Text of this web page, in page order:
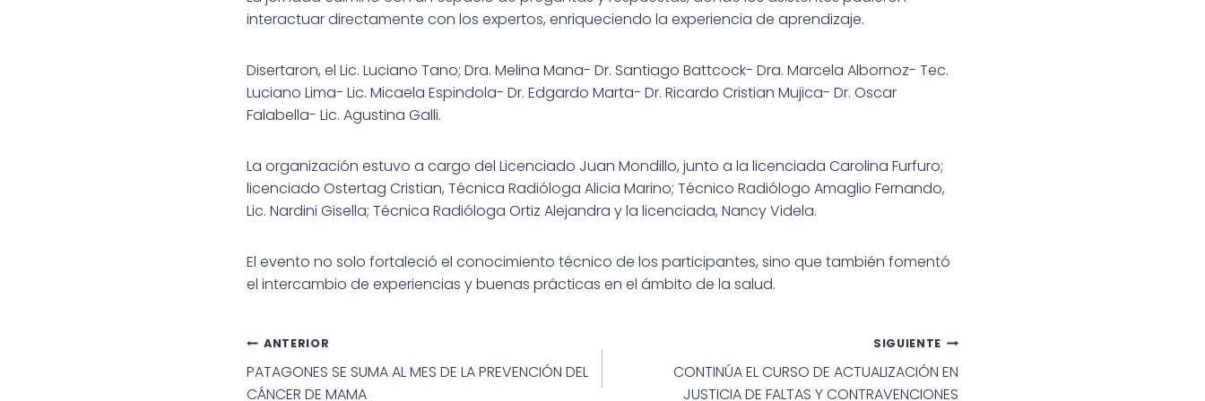
interactuar directamente con los expertos, enriqueciendo la experiencia de aprendizaje.
Disertaron, el Lic. Luciano Tano; Dra. Melina Mana- Dr. Santiago Battcock- Dra. Marcela Albornoz- Tec.
Luciano Lima- Lic. Micaela Espindola- Dr. Edgardo Marta- Dr. Ricardo Cristian Mujica- Dr. Oscar
Falabella- Lic. Agustina Galli.
La organización estuvo a cargo del Licenciado Juan Mondillo, junto a la licenciada Carolina Furfuro;
licenciado Ostertag Cristian, Técnica Radióloga Alicia Marino; Técnico Radiólogo Amaglio Fernando,
Lic. Nardini Gisella; Técnica Radióloga Ortiz Alejandra y la licenciada, Nancy Videla.
El evento no solo fortaleció el conocimiento técnico de los participantes, sino que también fomentó
el intercambio de experiencias y buenas prácticas en el ámbito de la salud.
Navegación
ANTERIOR
PATAGONES SE SUMA AL MES DE LA PREVENCIÓN DEL
CÁNCER DE MAMA
SIGUIENTE
CONTINÚA EL CURSO DE ACTUALIZACIÓN EN
JUSTICIA DE FALTAS Y CONTRAVENCIONES